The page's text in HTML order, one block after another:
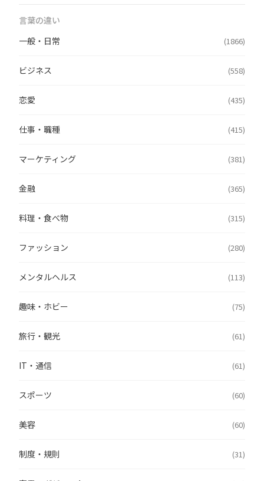
言葉の違い
一般・日常
(1866)
ビジネス (558)
恋愛 (435)
仕事・職種 (415)
マーケティング (381)
金融 (365)
料理・食べ物 (315)
ファッション (280)
メンタルヘルス (113)
趣味・ホビー (75)
旅行・観光 (61)
IT・通信 (61)
スポーツ (60)
美容 (60)
制度・規則 (31)